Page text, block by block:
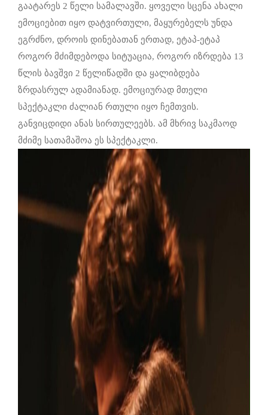
გაატარეს 2 წელი სამალავში. ყოველი სცენა ახალი
ემოციებით იყო დატვირთული, მაყურებელს უნდა
ეგრძნო, დროის დინებათან ერთად, ეტაპ-ეტაპ
როგორ მძიმდებოდა სიტუაცია, როგორ იზრდება 13
წლის ბავშვი 2 წელიწადში და ყალიბდება
ზრდასრულ ადამიანად. ემოციურად მთელი
სპექტაკლი ძალიან რთული იყო ჩემთვის.
განვიცდიდი ანას სირთულეებს. ამ მხრივ საკმაოდ
მძიმე სათამაშოა ეს სპექტაკლი.